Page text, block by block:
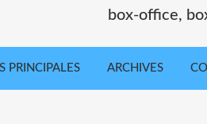
box-office,
PRINCIPALES ARCHIVES